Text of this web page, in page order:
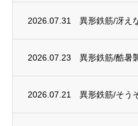
2026.07.31 異形鉄筋/冴え
2026.07.23 異形鉄筋/酷暑
2026.07.21 異形鉄筋/そう